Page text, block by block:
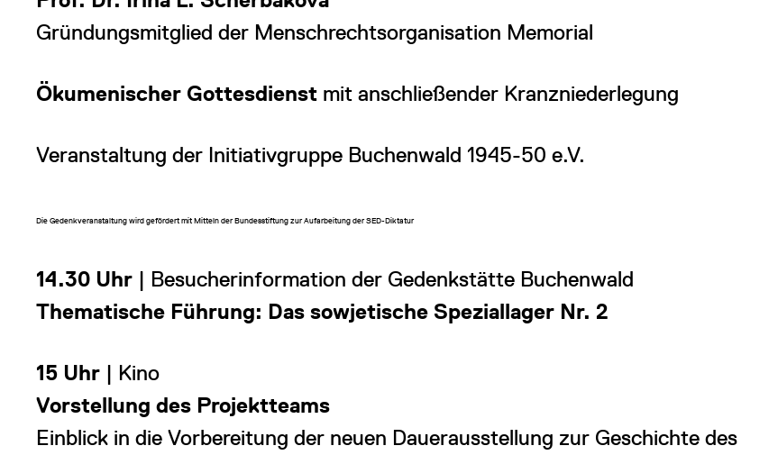
Gründungsmitglied der Menschrechtsorganisation Memorial
Ökumenischer Gottesdienst mit anschließender Kranzniederlegung
Veranstaltung der Initiativgruppe Buchenwald 1945-50 e.V.
Die Gedenkveranstaltung wird gefördert mit Mitteln der Bundesstiftung zur Aufarbeitung der SED-Diktatur
14.30 Uhr | Besucherinformation der Gedenkstätte Buchenwald
Thematische Führung: Das sowjetische Speziallager Nr. 2
15 Uhr | Kino
Vorstellung des Projektteams
Einblick in die Vorbereitung der neuen Dauerausstellung zur Geschichte des